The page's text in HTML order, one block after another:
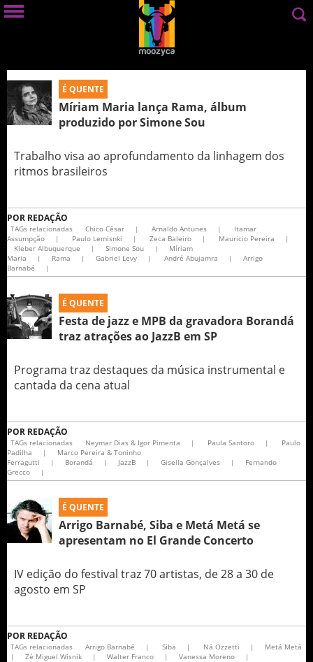
É QUENTE
Míriam Maria lança Rama, álbum
produzido por Simone Sou
Trabalho visa ao aprofundamento da linhagem dos
ritmos brasileiros
POR REDAÇÃO
TAGs relacionadas Chico César | Arnaldo Antunes |
Itamar
Assumpção
| Paulo Lemisnki | Zeca Baleiro | Mauricio Pereira
|
Kleber Albuquerque
| Simone Sou |
Míriam
Maria
| Rama | Gabriel Levy | André Abujamra |
Arrigo
Barnabé
|
É QUENTE
Festa de jazz e MPB da gravadora Borandá
traz atrações ao JazzB em SP
Programa traz destaques da música instrumental e
cantada da cena atual
POR REDAÇÃO
TAGs relacionadas Neymar Dias & Igor Pimenta | Paula Santoro |
Paulo
Padilha
|
Marco Pereira & Toninho
Ferragutti
| Borandá | JazzB | Gisella Gonçalves |
Fernando
Grecco
|
É QUENTE
Arrigo Barnabé, Siba e Metá Metá se
apresentam no El Grande Concerto
IV edição do festival traz 70 artistas, de 28 a 30 de
agosto em SP
POR REDAÇÃO
TAGs relacionadas Arrigo Barnabé | Siba | Ná Ozzetti |
Metá Metá
|
Zé Miguel Wisnik | Walter Franco | Vanessa Moreno |